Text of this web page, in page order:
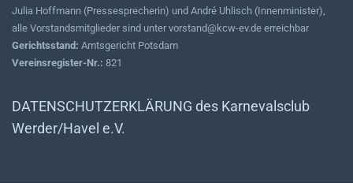
Julia Hoffmann (Pressesprecherin) und André Uhlisch (Innenminister),
alle Vorstandsmitglieder sind unter vorstand@kcw-ev.de erreichbar
Gerichtsstand: Amtsgericht Potsdam
Vereinsregister-Nr.: 821
DATENSCHUTZERKLÄRUNG des Karnevalsclub
Werder/Havel e.V.